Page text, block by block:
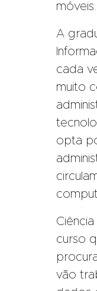
móveis.
A
cada
muito
opta
curso
vão